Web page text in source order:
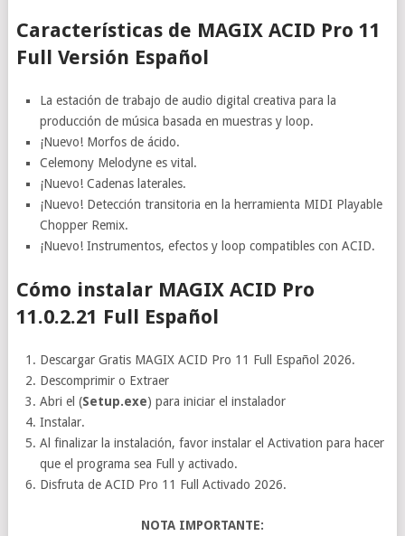
Características de MAGIX ACID Pro 11
Full Versión Español
La estación de trabajo de audio digital creativa para la
producción de música basada en muestras y loop.
¡Nuevo! Morfos de ácido.
Celemony Melodyne es vital.
¡Nuevo! Cadenas laterales.
¡Nuevo! Detección transitoria en la herramienta MIDI Playable
Chopper Remix.
¡Nuevo! Instrumentos, efectos y loop compatibles con ACID.
Cómo instalar MAGIX ACID Pro
11.0.2.21 Full Español
Descargar Gratis MAGIX ACID Pro 11 Full Español 2026.
Descomprimir o Extraer
Abri el (Setup.exe) para iniciar el instalador
Instalar.
Al finalizar la instalación, favor instalar el Activation para hacer
que el programa sea Full y activado.
Disfruta de ACID Pro 11 Full Activado 2026.
NOTA IMPORTANTE: